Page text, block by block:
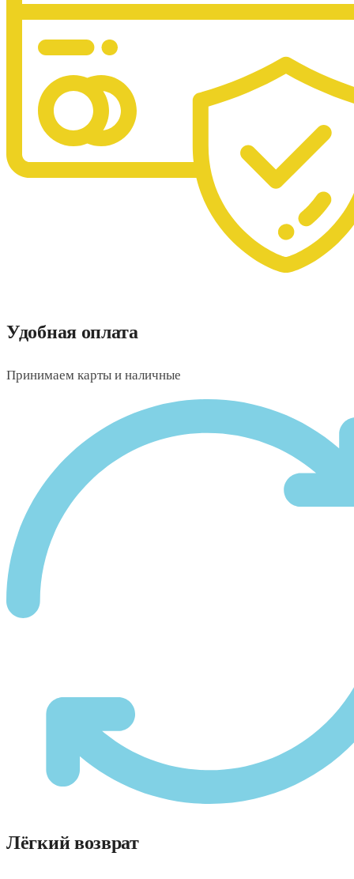
Удобная оплата
Принимаем карты и наличные
Лёгкий возврат